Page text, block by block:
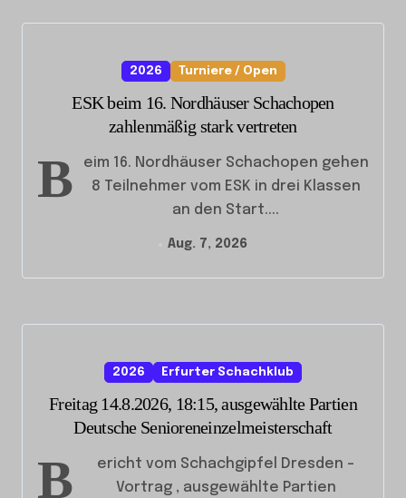
2026 Turniere / Open
ESK beim 16. Nordhäuser Schachopen
zahlenmäßig stark vertreten
B
eim 16. Nordhäuser Schachopen gehen
8 Teilnehmer vom ESK in drei Klassen
an den Start....
Aug. 7, 2026
2026 Erfurter Schachklub
Freitag 14.8.2026, 18:15, ausgewählte Partien
Deutsche Senioreneinzelmeisterschaft
B
ericht vom Schachgipfel Dresden –
Vortrag , ausgewählte Partien